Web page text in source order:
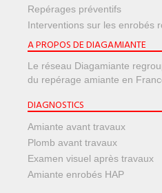
Repérages préventifs
Interventions sur les enrobés
A PROPOS DE DIAGAMIANTE
Le réseau Diagamiante
du repérage amiante en
DIAGNOSTICS
Amiante avant travaux
Plomb avant travaux
Examen visuel après travaux
Amiante enrobés HAP